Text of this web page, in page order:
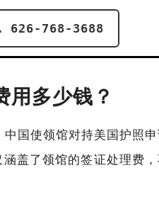
626-768-3688
用多少钱？
国使领馆对持美国护照
盖了领馆的签证处理费